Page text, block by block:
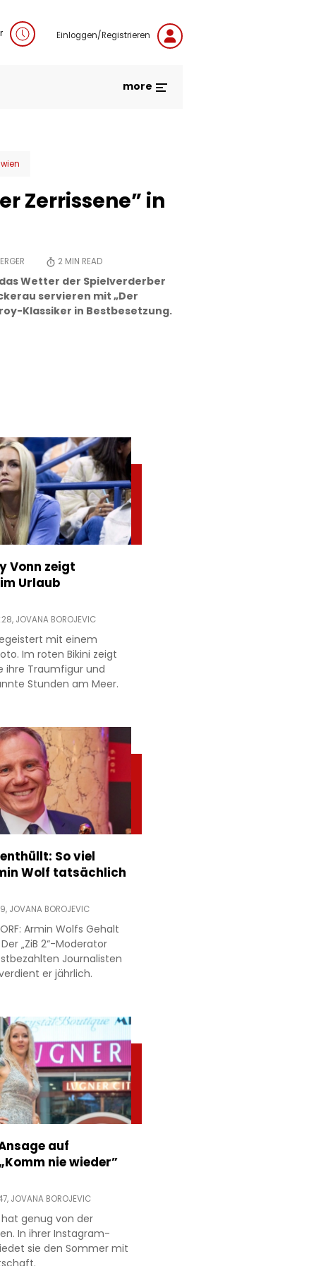
Einloggen/Registrieren
more
wien
Zerrissene” in
2 MIN READ
Wetter der Spielverderber
servieren mit „Der
Klassiker in Bestbesetzung.
Vonn zeigt
Urlaub
JOVANA BOROJEVIC
mit einem
Im roten Bikini zeigt
ihre Traumfigur und
Stunden am Meer.
So viel
Wolf tatsächlich
JOVANA BOROJEVIC
Armin Wolfs Gehalt
„ZiB 2“-Moderator
Journalisten
er jährlich.
auf
nie wieder”
JOVANA BOROJEVIC
genug von der
In ihrer Instagram-
sie den Sommer mit